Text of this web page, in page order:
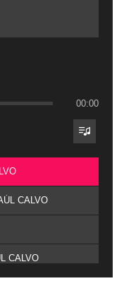
00:00
CALVO
CALVO